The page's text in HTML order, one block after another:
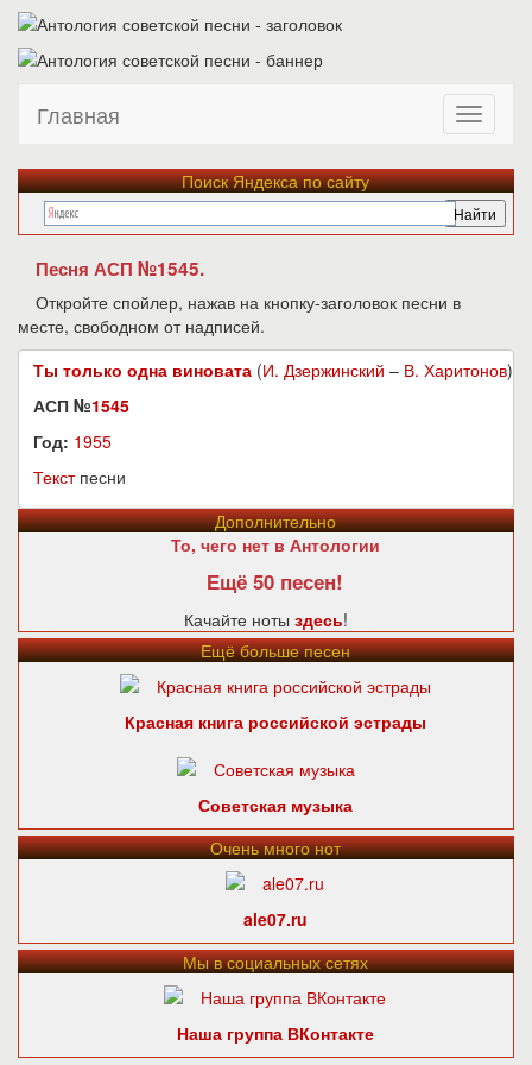
Главная
Поиск Яндекса по сайту
Песня АСП №1545.
Откройте спойлер, нажав на кнопку-заголовок песни в
месте, свободном от надписей.
Ты только одна виновата (И. Дзержинский – В. Харитонов)
АСП №1545
Год: 1955
Текстпесни
Дополнительно
То, чего нет в Антологии
Ещё 50 песен!
Качайте ноты здесь!
Ещё больше песен
Красная книга российской эстрады
Советская музыка
Очень много нот
ale07.ru
Мы в социальных сетях
Наша группа ВКонтакте